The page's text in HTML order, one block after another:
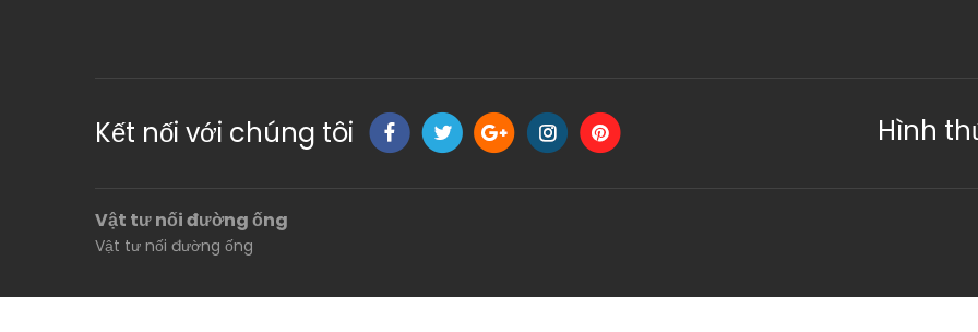
Vật tư nối đường ống
Vật tư nối đường ống
Kết nối với chúng tôi Hình